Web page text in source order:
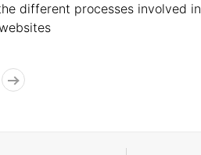
different processes involved in